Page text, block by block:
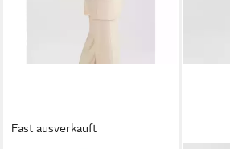
Fast ausverkauft